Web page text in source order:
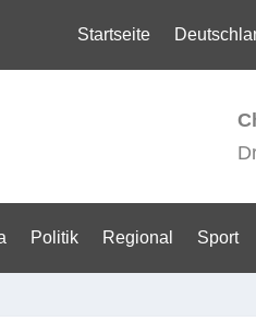
Startseite
Politik Regional Sport